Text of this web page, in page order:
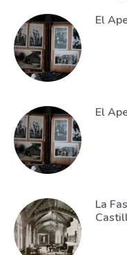
El
El
La